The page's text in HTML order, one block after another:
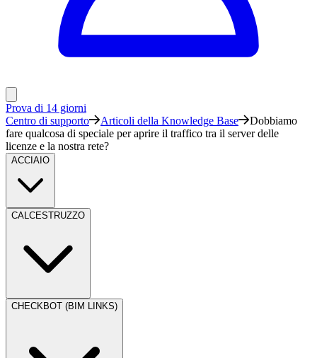
Prova di 14 giorni
Centro di supporto
Articoli della Knowledge Base
Dobbiamo
fare qualcosa di speciale per aprire il traffico tra il server delle
licenze e la nostra rete?
ACCIAIO
CALCESTRUZZO
CHECKBOT (BIM LINKS)